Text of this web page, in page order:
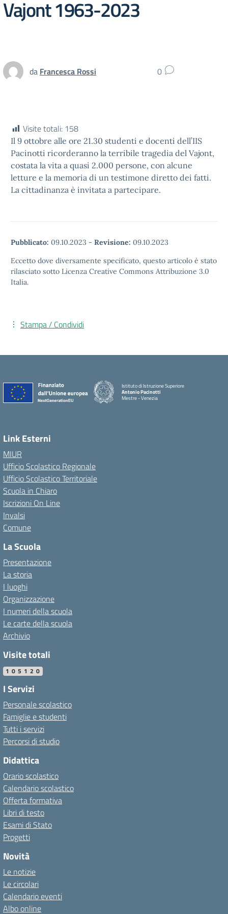
Vajont 1963-2023
da Francesca Rossi 0
Visite totali: 158
Il 9 ottobre alle ore 21.30 studenti e docenti dell’IIS
Pacinotti ricorderanno la terribile tragedia del Vajont,
costata la vita a quasi 2.000 persone, con alcune
letture e la memoria di un testimone diretto dei fatti.
La cittadinanza è invitata a partecipare.
Pubblicato: 09.10.2023 - Revisione: 09.10.2023
Eccetto dove diversamente specificato, questo articolo è stato
rilasciato sotto Licenza Creative Commons Attribuzione 3.0
Italia.
Stampa / Condividi
Istituto di Istruzione Superiore
Antonio Pacinotti
Mestre - Venezia
Link Esterni
MIUR
Ufficio Scolastico Regionale
Ufficio Scolastico Territoriale
Scuola in Chiaro
Iscrizioni On Line
Invalsi
Comune
La Scuola
Presentazione
La storia
I luoghi
Organizzazione
I numeri della scuola
Le carte della scuola
Archivio
Visite totali
105120
I Servizi
Personale scolastico
Famiglie e studenti
Tutti i servizi
Percorsi di studio
Didattica
Orario scolastico
Calendario scolastico
Offerta formativa
Libri di testo
Esami di Stato
Progetti
Novità
Le notizie
Le circolari
Calendario eventi
Albo online